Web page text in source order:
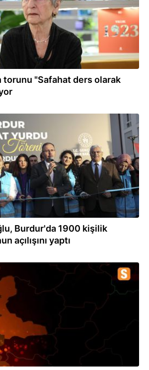
"Safahat ders olarak
Burdur'da 1900 kişilik
açılışını yaptı